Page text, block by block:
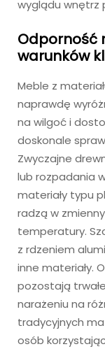
wyglądu wnętrz
Odporność
warunków
Meble z
naprawdę
na wilgoć i
doskonale
Zwyczajne
lub rozpadania
materiały typu
radzą w
temperatury.
z rdzeniem
inne materiały.
pozostają
narażeniu na
tradycyjnych
osób